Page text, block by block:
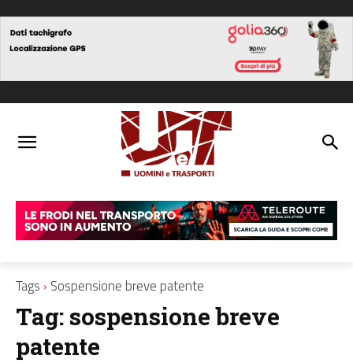
Tags Sospensione breve patente
Tag: sospensione breve
patente